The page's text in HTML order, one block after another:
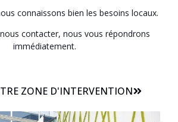
connaissons bien les besoins locaux.
nous contacter, nous vous répondrons
immédiatement.
ZONE D'INTERVENTION